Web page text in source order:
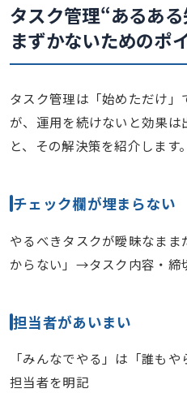
タスク管理“あるあ
まずかないためのポ
タスク管理は「始めただけ
が、運用を続けないと効果
と、その解決策を紹介します。
チェック欄が埋まらない
やるべきタスクが曖昧なま
からない」→タスク内容・締
担当者があいまい
「みんなでやる」は「誰も
担当者を明記